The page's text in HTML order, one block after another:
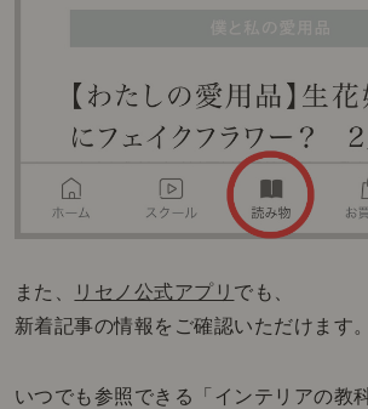
また、 リセノ公式アプリ でも、
新着記事の情報をご確認いただけます。
いつでも参照できる「インテリアの教